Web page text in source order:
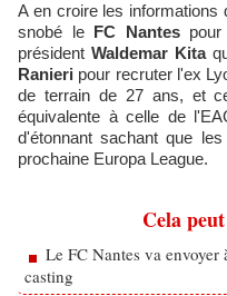
A en croire les informations
snobé le FC Nantespour
président Waldemar Kita
Ranieri pour recruter l'ex
de terrain de 27 ans, et
équivalente à celle de
d'étonnant sachant que
prochaine Europa League.
Cela
Le FC Nantes va envoyer
casting